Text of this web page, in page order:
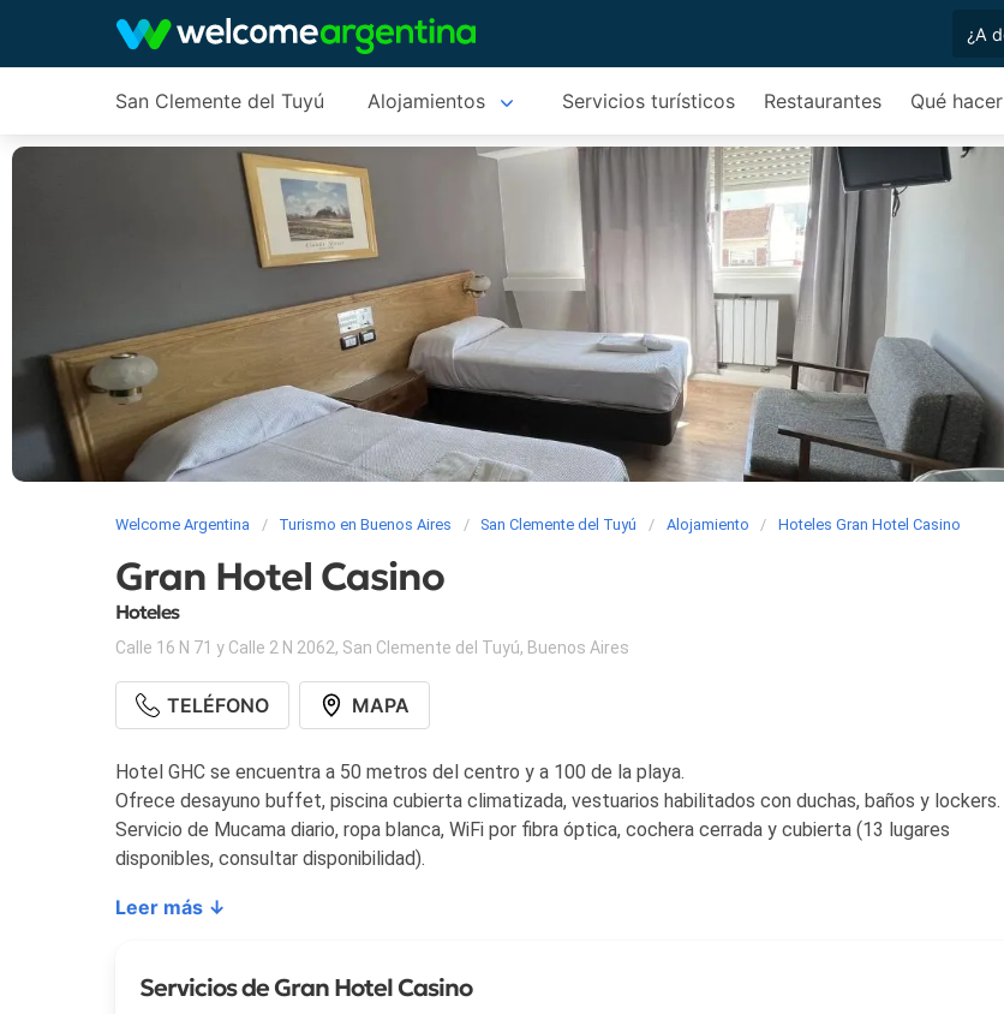
San Clemente del Tuyú Alojamientos Servicios turísticos Restaurantes Qué hacer
Welcome Argentina Turismo en Buenos Aires San Clemente del Tuyú Alojamiento Hoteles Gran Hotel Casino
Gran Hotel Casino
Hoteles
Calle 16 N 71 y Calle 2 N 2062, San Clemente del Tuyú, Buenos Aires
TELÉFONO MAPA
Hotel GHC se encuentra a 50 metros del centro y a 100 de la playa.
Ofrece desayuno buffet, piscina cubierta climatizada, vestuarios habilitados con duchas, baños y lockers.
Servicio de Mucama diario, ropa blanca, WiFi por fibra óptica, cochera cerrada y cubierta (13 lugares
disponibles, consultar disponibilidad).
Leer más ↓
Servicios de Gran Hotel Casino